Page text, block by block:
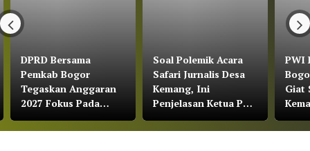
DPRD Bersama
Pemkab Bogor
Tegaskan Anggaran
2027 Fokus Pada
Pertumbuhan
Ekonomi dan
Soal Polemik Acara
Safari Jurnalis Desa
Kemang, Ini
Penjelasan Ketua PWI
Kabupaten Bogor
PWI
Giat